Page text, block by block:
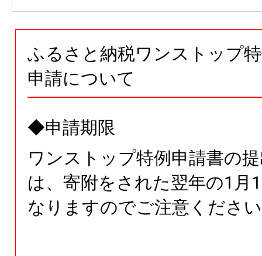
ふるさと納税ワンストップ
申請について
◆申請期限
ワンストップ特例申請書の
は、寄附をされた翌年の1月
なりますのでご注意くださ